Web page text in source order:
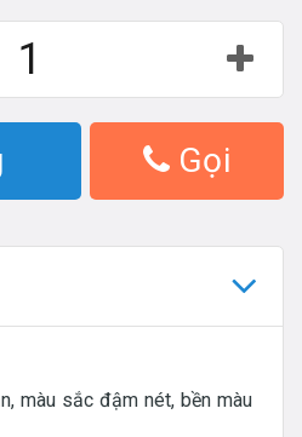
Gọi
màu sắc đậm nét, bền màu